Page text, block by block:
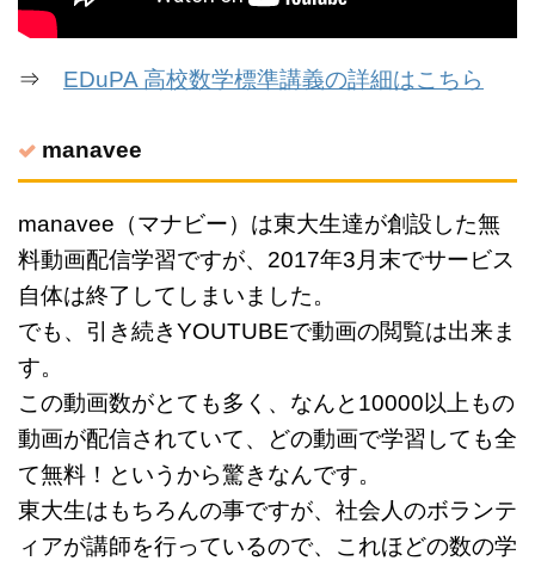
⇒ EDuPA 高校数学標準講義の詳細はこちら
manavee
manavee（マナビー）は東大生達が創設した無
料動画配信学習ですが、2017年3月末でサービス
自体は終了してしまいました。
でも、引き続きYOUTUBEで動画の閲覧は出来ま
す。
この動画数がとても多く、なんと10000以上もの
動画が配信されていて、どの動画で学習しても全
て無料！というから驚きなんです。
東大生はもちろんの事ですが、社会人のボランテ
ィアが講師を行っているので、これほどの数の学